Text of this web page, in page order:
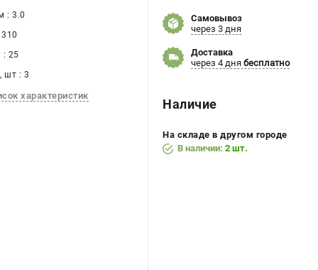
Самовывоз
через 3 дня
Доставка
через 4 дня бесплатно
Наличие
На складе в другом городе
В наличии: 2 шт.
: 3.0
25
шт : 3
характеристик